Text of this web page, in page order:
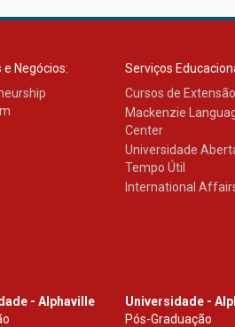
e Negócios:
Serviços
Cursos de Extensão
Mackenzie
Center
Universidade
Tempo Útil
International
- Alphaville
Universidade -
Pós-Graduação